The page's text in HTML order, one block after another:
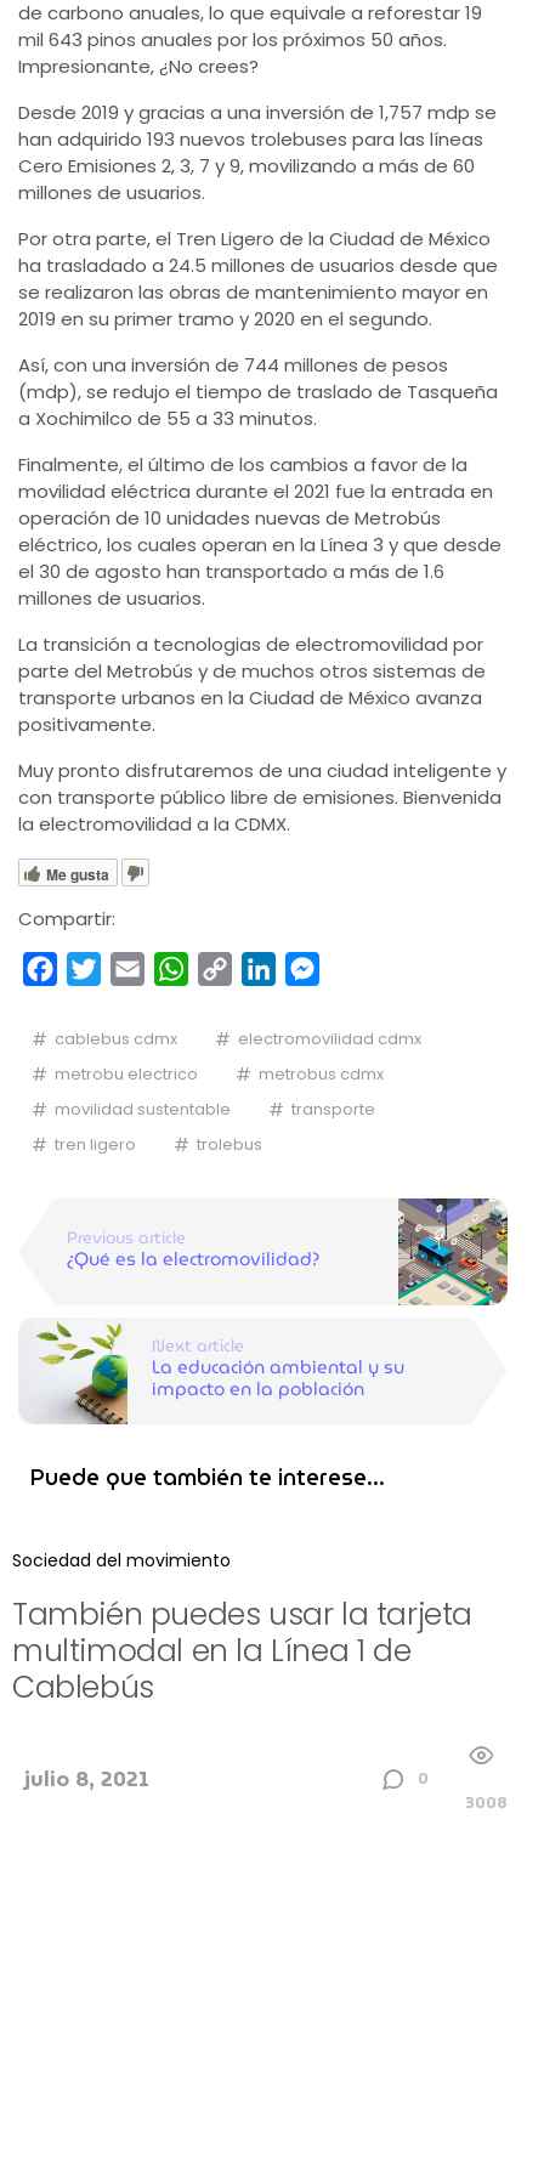
de carbono anuales, lo que equivale a reforestar 19
mil 643 pinos anuales por los próximos 50 años.
Impresionante, ¿No crees?
Desde 2019 y gracias a una inversión de 1,757 mdp se
han adquirido 193 nuevos trolebuses para las líneas
Cero Emisiones 2, 3, 7 y 9, movilizando a más de 60
millones de usuarios.
Por otra parte, el Tren Ligero de la Ciudad de México
ha trasladado a 24.5 millones de usuarios desde que
se realizaron las obras de mantenimiento mayor en
2019 en su primer tramo y 2020 en el segundo.
Así, con una inversión de 744 millones de pesos
(mdp), se redujo el tiempo de traslado de Tasqueña
a Xochimilco de 55 a 33 minutos.
Finalmente, el último de los cambios a favor de la
movilidad eléctrica durante el 2021 fue la entrada en
operación de 10 unidades nuevas de Metrobús
eléctrico, los cuales operan en la Línea 3 y que desde
el 30 de agosto han transportado a más de 1.6
millones de usuarios.
La transición a tecnologias de electromovilidad por
parte del Metrobús y de muchos otros sistemas de
transporte urbanos en la Ciudad de México avanza
positivamente.
Muy pronto disfrutaremos de una ciudad inteligente y
con transporte público libre de emisiones. Bienvenida
la electromovilidad a la CDMX.
Me gusta
Compartir:
FacebookTwitterEmail WhatsApp
Copy
LinkedIn
cablebus cdmx
electromovilidad cdmx
metrobu electrico
metrobus cdmx
movilidad sustentable
transporte
tren ligero
trolebus
Previous article
¿Qué es la electromovilidad?
Next article
La educación ambiental y su
impacto en la población
Puede que también te interese...
Sociedad del movimiento
También puedes usar la tarjeta
multimodal en la Línea 1 de
Cablebús
julio 8, 2021
0
3008